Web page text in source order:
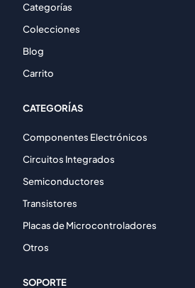
Categorías
Colecciones
Blog
Carrito
CATEGORÍAS
Componentes Electrónicos
Circuitos Integrados
Semiconductores
Transistores
Placas de Microcontroladores
Otros
SOPORTE